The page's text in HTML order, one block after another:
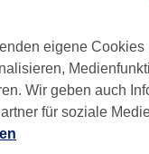
ab
eigene
Wir geben auch
für soziale